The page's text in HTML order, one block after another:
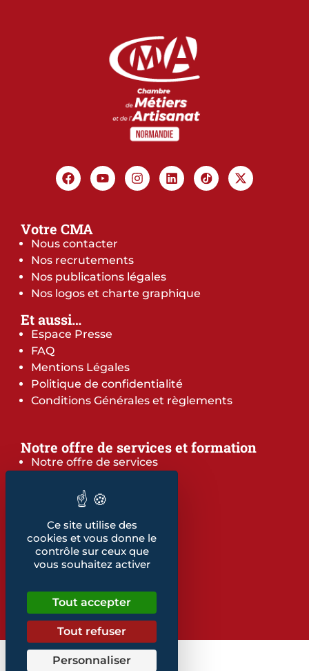
Votre CMA
Nous contacter
Nos recrutements
Nos publications légales
Nos logos et charte graphique
Et aussi…
Espace Presse
FAQ
Mentions Légales
Politique de confidentialité
Conditions Générales et règlements
Notre offre de services et formation
Notre offre de services
Notre dépliant formation
Nos publications
Retrouvez également...
Ce site utilise des
cookies et vous donne le
contrôle sur ceux que
vous souhaitez activer
Tout accepter
Tout refuser
Personnaliser